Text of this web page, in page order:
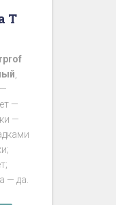
T
,
—
—
— да.